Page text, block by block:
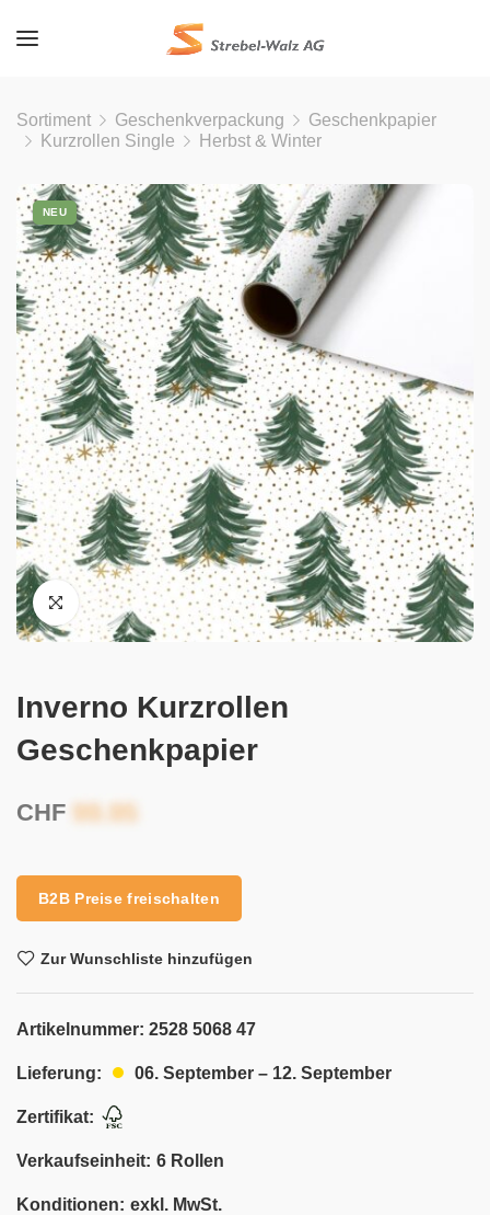
Sortiment Geschenkverpackung
Geschenkpapier
Kurzrollen Single
Herbst & Winter
NEU
Inverno Kurzrollen
Geschenkpapier
CHF
B2B Preise freischalten
Zur Wunschliste hinzufügen
Artikelnummer: 2528 5068 47
Lieferung: 06. September – 12. September
Zertifikat:
Verkaufseinheit: 6 Rollen
Konditionen: exkl. MwSt.